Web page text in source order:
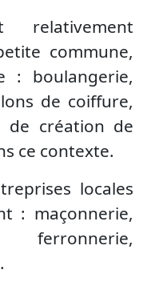
relativement
commune,
: boulangerie,
de coiffure,
de création de
ce contexte.
locales
: maçonnerie,
ferronnerie,